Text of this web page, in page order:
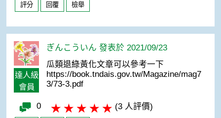
評分 回覆 檢舉
達人級
會員
ぎんこういん 發表於 2021/09/23
瓜類退綠黃化文章可以參考一下
https://book.tndais.gov.tw/Magazine/mag7
3/73-3.pdf
0 (3 人評價)